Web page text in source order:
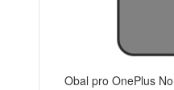
Obal pro OnePlus